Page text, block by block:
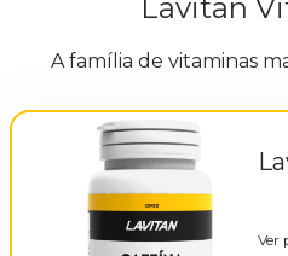
Lavitan
A família de vitaminas
Ver